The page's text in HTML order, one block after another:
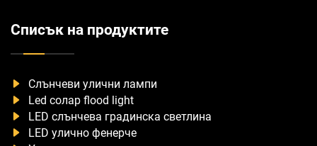
Списък на продуктите
Слънчеви улични лампи
Led солар flood light
LED слънчева градинска светлина
LED улично фенерче